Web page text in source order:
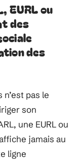
EURL ou
des
des
pas le
son
une EURL ou
jamais au
ligne